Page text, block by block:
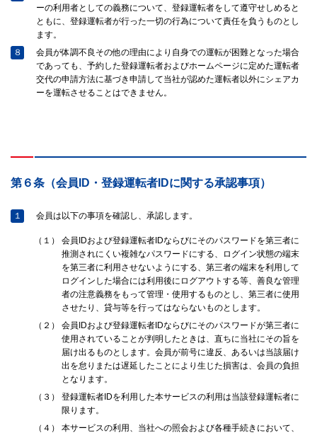
ーの利用者としての義務について、登録運転者をして遵守せしめると
ともに、登録運転者が行った一切の行為について責任を負うものとし
ます。
８
会員が体調不良その他の理由により自身での運転が困難となった場合
であっても、予約した登録運転者およびホームページに定めた運転者
交代の申請方法に基づき申請して当社が認めた運転者以外にシェアカ
ーを運転させることはできません。
第６条（会員ID・登録運転者IDに関する承認事項）
１ 会員は以下の事項を確認し、承認します。
（１）
会員IDおよび登録運転者IDならびにそのパスワードを第三者に
推測されにくい複雑なパスワードにする、ログイン状態の端末
を第三者に利用させないようにする、第三者の端末を利用して
ログインした場合には利用後にログアウトする等、善良な管理
者の注意義務をもって管理・使用するものとし、第三者に使用
させたり、貸与等を行ってはならないものとします。
（２）
会員IDおよび登録運転者IDならびにそのパスワードが第三者に
使用されていることが判明したときは、直ちに当社にその旨を
届け出るものとします。会員が前号に違反、あるいは当該届け
出を怠りまたは遅延したことにより生じた損害は、会員の負担
となります。
（３）
登録運転者IDを利用した本サービスの利用は当該登録運転者に
限ります。
（４）
本サービスの利用、当社への照会および各種手続きにおいて、